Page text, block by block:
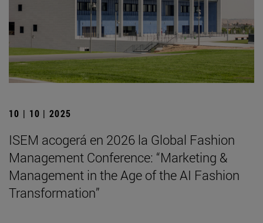
10 | 10 | 2025
ISEM acogerá en 2026 la Global Fashion
Management Conference: “Marketing &
Management in the Age of the AI Fashion
Transformation”